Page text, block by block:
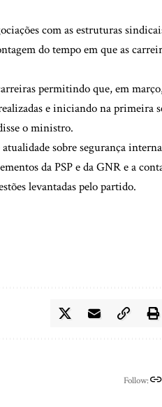
com as estruturas
do tempo em que as
permitindo que, em
e iniciando na primeira
o ministro.
sobre segurança interna
da PSP e da GNR e a
levantadas pelo partido.
Follow: